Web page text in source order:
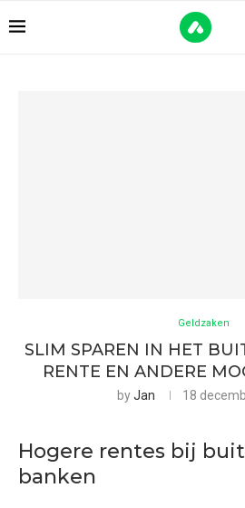
Geldzaken
SLIM SPAREN IN HET
RENTE EN ANDERE
byJan 18
Hogere rentes bij
banken